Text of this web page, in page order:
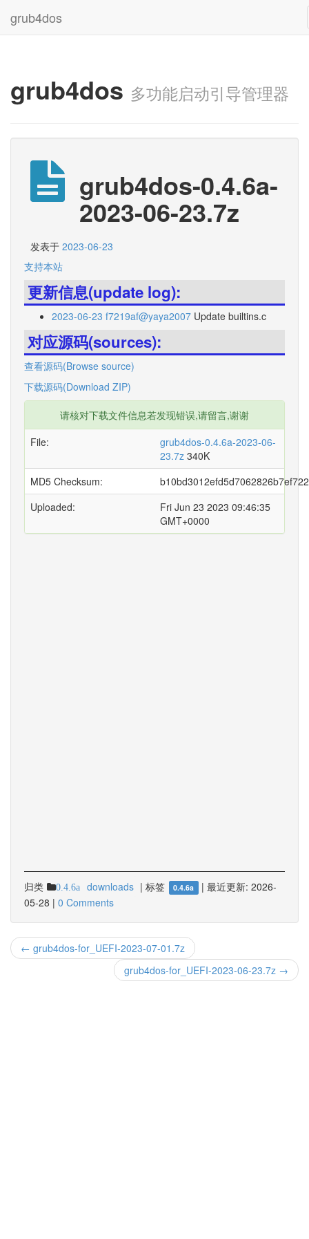
grub4dos
grub4dos 多功能启动引导管理器
grub4dos-0.4.6a-
2023-06-23.7z
发表于 2023-06-23
支持本站
更新信息(update log):
2023-06-23 f7219af@yaya2007 Update builtins.c
对应源码(sources):
查看源码(Browse source)
下载源码(Download ZIP)
请核对下载文件信息若发现错误,请留言,谢谢
File:
grub4dos-0.4.6a-2023-06-
23.7z 340K
MD5 Checksum:
Uploaded:
Fri Jun 23 2023 09:46:35
GMT+0000
归类 0.4.6a downloads | 标签 0.4.6a | 最近更新: 2026-
05-28 | 0 Comments
← grub4dos-for_UEFI-2023-07-01.7z
grub4dos-for_UEFI-2023-06-23.7z →